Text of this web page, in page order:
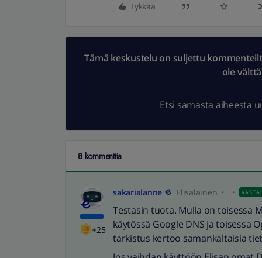
Tykkää
Tämä keskustelu on suljettu
ole
Etsi samasta aiheesta
8 kommenttia
+25
sakarialanne Elisalainen
Testasin tuota. Mulla on toisessa
käytössä Google DNS ja toisessa
tarkistus kertoo samankaltaisia